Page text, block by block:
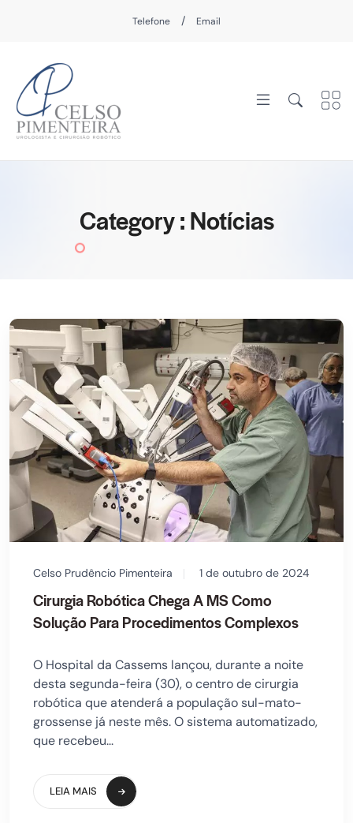
Telefone / Email
Category : Notícias
Celso Prudêncio Pimenteira 1 de outubro de 2024
Cirurgia Robótica Chega A MS Como
Solução Para Procedimentos Complexos
O Hospital da Cassems lançou, durante a noite
desta segunda-feira (30), o centro de cirurgia
robótica que atenderá a população sul-mato-
grossense já neste mês. O sistema automatizado,
que recebeu...
LEIA MAIS